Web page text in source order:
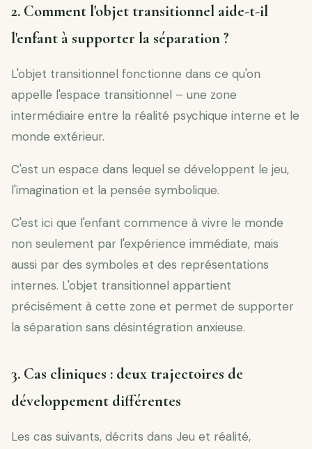
2. Comment l'objet transitionnel aide-t-il
l'enfant à supporter la séparation ?
L'objet transitionnel fonctionne dans ce qu'on
appelle l'espace transitionnel – une zone
intermédiaire entre la réalité psychique interne et le
monde extérieur.
C'est un espace dans lequel se développent le jeu,
l'imagination et la pensée symbolique.
C'est ici que l'enfant commence à vivre le monde
non seulement par l'expérience immédiate, mais
aussi par des symboles et des représentations
internes. L'objet transitionnel appartient
précisément à cette zone et permet de supporter
la séparation sans désintégration anxieuse.
3. Cas cliniques : deux trajectoires de
développement différentes
Les cas suivants, décrits dans Jeu et réalité,